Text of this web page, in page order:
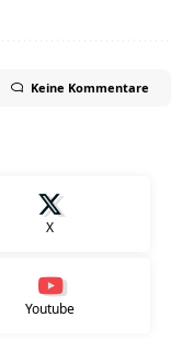
Keine Kommentare
X
Youtube